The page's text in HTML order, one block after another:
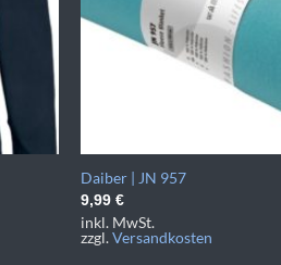
Daiber | JN 957
9,99 €
inkl. MwSt.
zzgl.Versandkosten